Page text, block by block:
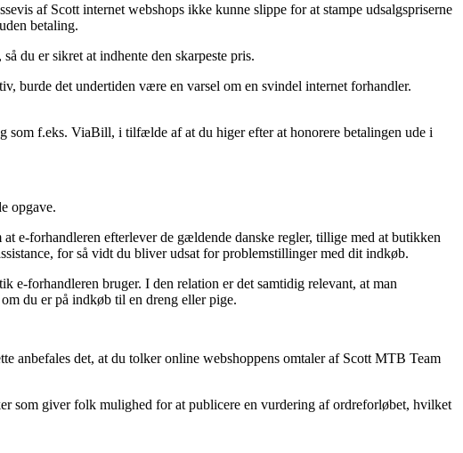
af Scott internet webshops ikke kunne slippe for at stampe udsalgspriserne
betaling.
du er sikret at indhente den skarpeste pris.
burde det undertiden være en varsel om en svindel internet forhandler.
som f.eks. ViaBill, i tilfælde af at du higer efter at honorere betalingen ude i
opgave.
e-forhandleren efterlever de gældende danske regler, tillige med at butikken
for så vidt du bliver udsat for problemstillinger med dit indkøb.
e-forhandleren bruger. I den relation er det samtidig relevant, at man
du er på indkøb til en dreng eller pige.
anbefales det, at du tolker online webshoppens omtaler af Scott MTB Team
som giver folk mulighed for at publicere en vurdering af ordreforløbet, hvilket